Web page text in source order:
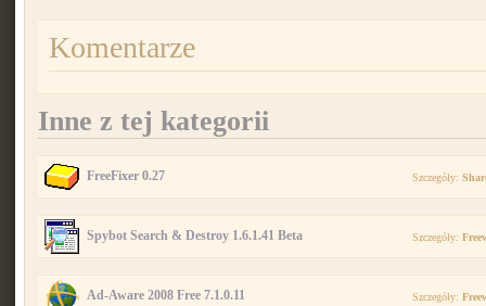
Komentarze
Inne z tej kategorii
FreeFixer 0.27 Szczegóły:
Spybot Search & Destroy 1.6.1.41 Beta Szczegóły:
Ad-Aware 2008 Free 7.1.0.11 Szczegóły: